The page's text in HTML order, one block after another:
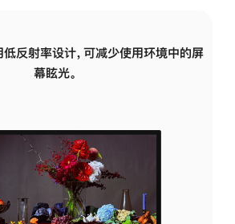
反射率设计，可减少使用环境中的屏
幕眩光。